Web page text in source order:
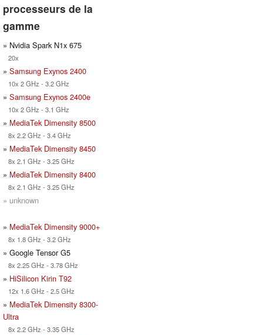
processeurs de la
gamme
» Nvidia Spark N1x 675
20x
» Samsung Exynos 2400
10x 2 GHz - 3.2 GHz
» Samsung Exynos 2400e
10x 2 GHz - 3.1 GHz
» MediaTek Dimensity 8500
8x 2.2 GHz - 3.4 GHz
» MediaTek Dimensity 8450
8x 2.1 GHz - 3.25 GHz
» MediaTek Dimensity 8400
8x 2.1 GHz - 3.25 GHz
» unknown
» MediaTek Dimensity 9000+
8x 1.8 GHz - 3.2 GHz
» Google Tensor G5
8x 2.25 GHz - 3.78 GHz
» HiSilicon Kirin T92
12x 1.6 GHz - 2.5 GHz
» MediaTek Dimensity 8300-
Ultra
8x 2.2 GHz - 3.35 GHz